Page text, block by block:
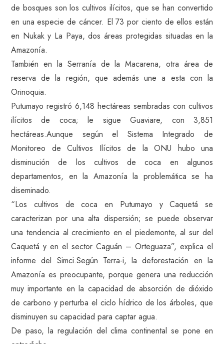
de bosques son los cultivos ilícitos, que se han convertido
en una especie de cáncer. El 73 por ciento de ellos están
en Nukak y La Paya, dos áreas protegidas situadas en la
Amazonía.
También en la Serranía de la Macarena, otra área de
reserva de la región, que además une a esta con la
Orinoquia.
Putumayo registró 6,148 hectáreas sembradas con cultivos
ilícitos de coca; le sigue Guaviare, con 3,851
hectáreas.Aunque según el Sistema Integrado de
Monitoreo de Cultivos Ilícitos de la ONU hubo una
disminución de los cultivos de coca en algunos
departamentos, en la Amazonía la problemática se ha
diseminado.
“Los cultivos de coca en Putumayo y Caquetá se
caracterizan por una alta dispersión; se puede observar
una tendencia al crecimiento en el piedemonte, al sur del
Caquetá y en el sector Caguán – Orteguaza”, explica el
informe del Simci.Según Terra-i, la deforestación en la
Amazonía es preocupante, porque genera una reducción
muy importante en la capacidad de absorción de dióxido
de carbono y perturba el ciclo hídrico de los árboles, que
disminuyen su capacidad para captar agua.
De paso, la regulación del clima continental se pone en